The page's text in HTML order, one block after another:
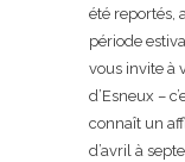
été reportés,
période
vous invite à
d’Esneux –
connaît un
d’avril à